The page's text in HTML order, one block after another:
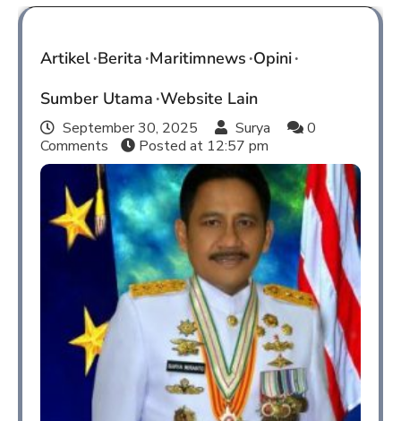
Artikel Berita Maritimnews Opini
Sumber Utama Website Lain
September 30, 2025 Surya
0
Comments
Posted at 12:57 pm